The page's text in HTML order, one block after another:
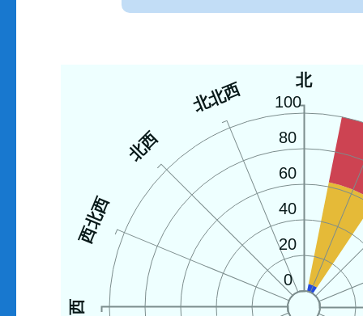
北
西
西北西
北西
北北西
0
20
40
60
80
100